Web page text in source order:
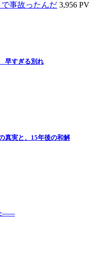
で事故ったんだ 3,956 PV
早すぎる別れ
真実と、15年後の和解
——